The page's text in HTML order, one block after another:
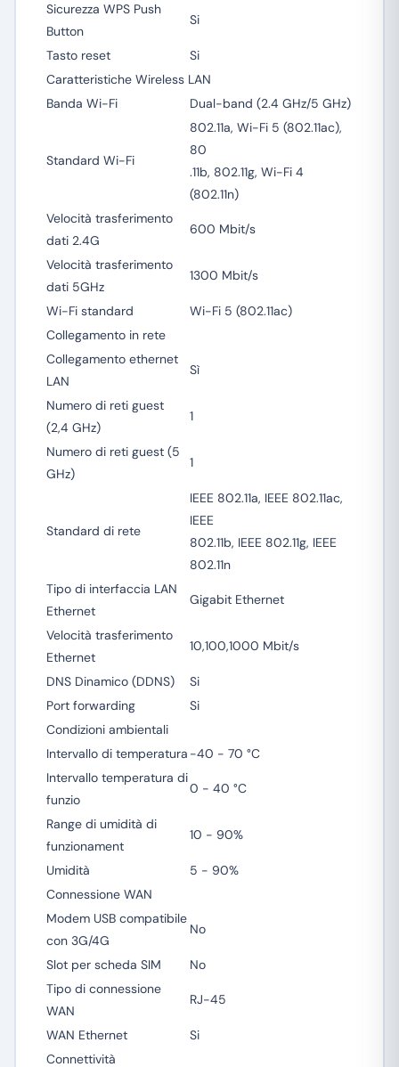
Sicurezza WPS Push
Button
Si
Tasto reset
Si
Caratteristiche Wireless LAN
Banda Wi-Fi
Dual-band (2.4 GHz/5 GHz)
Standard Wi-Fi
802.11a, Wi-Fi 5 (802.11ac),
80
.11b, 802.11g, Wi-Fi 4
(802.11n)
Velocità trasferimento
dati 2.4G
600 Mbit/s
Velocità trasferimento
dati 5GHz
1300 Mbit/s
Wi-Fi standard
Wi-Fi 5 (802.11ac)
Collegamento in rete
Collegamento ethernet
LAN
Sì
Numero di reti guest
(2,4 GHz)
1
Numero di reti guest (5
GHz)
1
Standard di rete
IEEE 802.11a, IEEE 802.11ac,
IEEE
802.11b, IEEE 802.11g, IEEE
802.11n
Tipo di interfaccia LAN
Ethernet
Gigabit Ethernet
Velocità trasferimento
Ethernet
10,100,1000 Mbit/s
DNS Dinamico (DDNS)
Si
Port forwarding
Si
Condizioni ambientali
Intervallo di temperatura -40 - 70 °C
Intervallo temperatura di
funzio
0 - 40 °C
Range di umidità di
funzionament
10 - 90%
Umidità
5 - 90%
Connessione WAN
Modem USB compatibile
con 3G/4G
No
Slot per scheda SIM
No
Tipo di connessione
WAN
RJ-45
WAN Ethernet
Si
Connettività